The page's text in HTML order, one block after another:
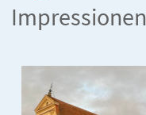
Impressionen